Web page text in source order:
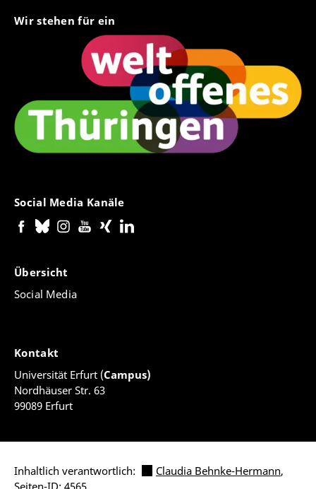
Wir stehen für ein
Social Media Kanäle
Übersicht
Social Media
Kontakt
Universität Erfurt (Campus)
Nordhäuser Str. 63
99089 Erfurt
Inhaltlich verantwortlich: Claudia Behnke-Hermann,